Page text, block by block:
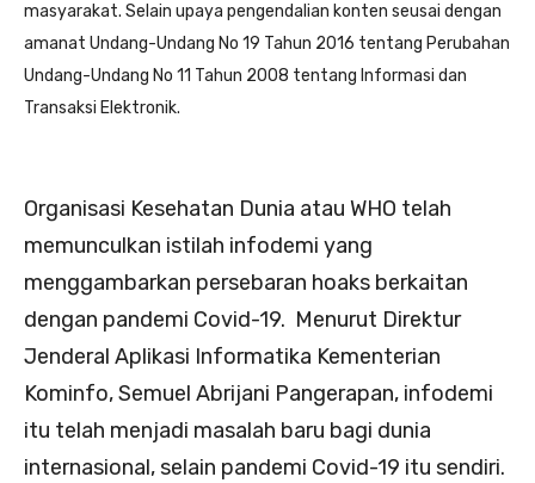
masyarakat. Selain upaya pengendalian konten seusai dengan
amanat Undang-Undang No 19 Tahun 2016 tentang Perubahan
Undang-Undang No 11 Tahun 2008 tentang Informasi dan
Transaksi Elektronik.
Organisasi Kesehatan Dunia atau WHO telah
memunculkan istilah infodemi yang
menggambarkan persebaran hoaks berkaitan
dengan pandemi Covid-19. Menurut Direktur
Jenderal Aplikasi Informatika Kementerian
Kominfo, Semuel Abrijani Pangerapan, infodemi
itu telah menjadi masalah baru bagi dunia
internasional, selain pandemi Covid-19 itu sendiri.